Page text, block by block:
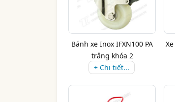
Bánh xe Inox IFXN100 PA
trắng khóa 2
+ Chi tiết...